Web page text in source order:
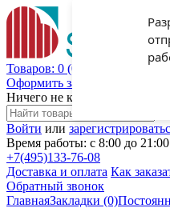
Товаров: 0 (0 руб.)
Оформить заказ
Ничего не куплено!
Войти или
Время работы: с 8:00 до 21:00
+7(495)133-76-08
Доставка и оплата Как
Обратный звонок
ГлавнаяЗакладки (0)